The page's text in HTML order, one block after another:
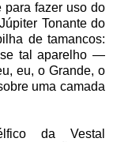
para fazer uso do
Tonante do
de tamancos:
tal aparelho —
eu, o Grande, o
uma camada
da Vestal